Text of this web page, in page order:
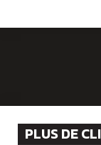
PLUS DE